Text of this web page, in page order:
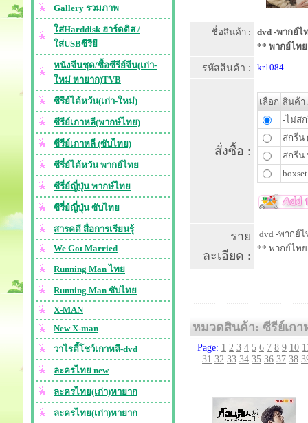
Gallery รวมภาพ
ใส่Harddisk ฮาร์ดดิส /
ใส่USBซีรียื
หนังจีนชุด/ซื้อซีรีย์จีน(เก่า-
ใหม่ หายาก)TVB
ซีรีย์ไต้หวัน(เก่า-ใหม่)
ซีรีย์เกาหลี(พากษ์ไทย)
ซีรีย์เกาหลี (ซับไทย)
ซีรี่ย์ไต้หวัน พากย์ไทย
ซีรี่ย์ญี่ปุ่น พากษ์ไทย
ซีรี่ย์ญี่ปุ่น ซับไทย
สารคดี สื่อการเรียนรุ้
We Got Married
Running Man ไทย
Running Man ซับไทย
X-MAN
New X-man
วาไรตี้โชว์เกาหลี-dvd
ละครไทย new
ละครไทย(เก่า)หายาก
ละครไทย(เก่า)หายาก
ชื่อสินค้า :
dvd -พากย์ไ
** พากย์ไทย
รหัสสินค้า : kr1084
สั่งซื้อ :
เลือก สินค้า
-ไม่ส
สกรีน
สกรีน
ราย
ละเอียด :
dvd -พากย์ไ
** พากย์ไทย
หมวดสินค้า: ซีรีย์เก
Page: 1 2 3 4 5 6 7 8 9 10
31 32 33 34 35 36 37 38